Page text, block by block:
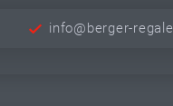
info@berger-